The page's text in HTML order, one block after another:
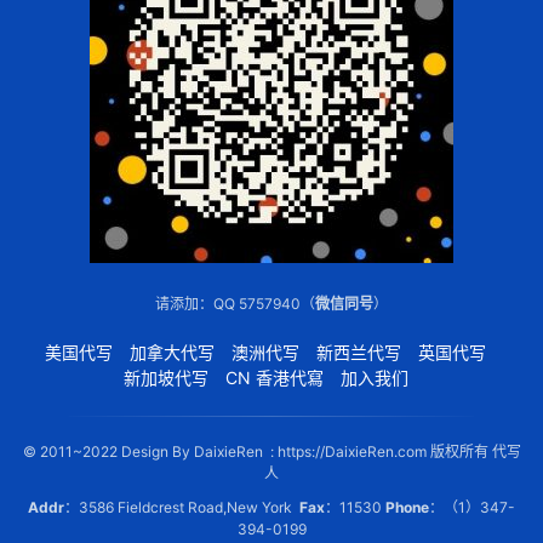
请添加：QQ 5757940（微信同号）
美国代写 加拿大代写 澳洲代写 新西兰代写
英国代写
新加坡代写
CN 香港代寫 加入我们
© 2011~2022 Design By DaixieRen : https://DaixieRen.com 版权所有 代写
人
Addr：3586 Fieldcrest Road,New York Fax：11530 Phone：（1）347-
394-0199